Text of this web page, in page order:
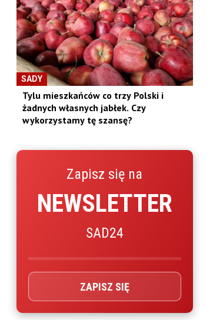
SADY
Tylu mieszkańców co trzy Polski i
żadnych własnych jabłek. Czy
wykorzystamy tę szansę?
Zapisz się na
NEWSLETTER
SAD24
ZAPISZ SIĘ